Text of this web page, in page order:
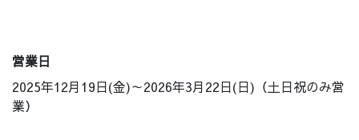
営業日
2025年12月19日(金)～2026年3月22日(日)（土日祝のみ営
業）